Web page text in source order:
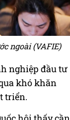
ngoài (VAFIE)
nghiệp đầu tư
khó khăn
triển.